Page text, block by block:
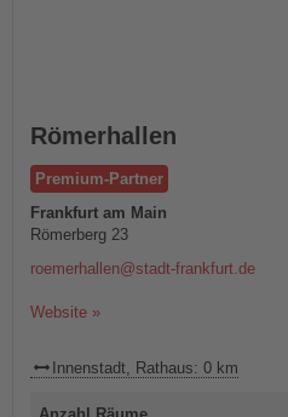
Römerhallen
Premium-Partner
Frankfurt am Main
Römerberg 23
roemerhallen@stadt-frankfurt.de
Website »
Innenstadt, Rathaus: 0 km
Anzahl Räume